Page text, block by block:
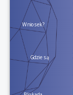
Wniosek?
Gdzie są
pieniądze?